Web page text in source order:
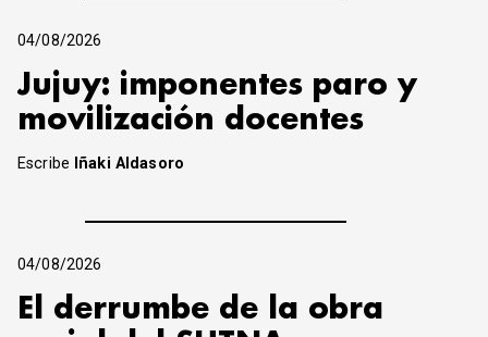
04/08/2026
Jujuy: imponentes paro y
movilización docentes
Escribe Iñaki Aldasoro
04/08/2026
El derrumbe de la obra